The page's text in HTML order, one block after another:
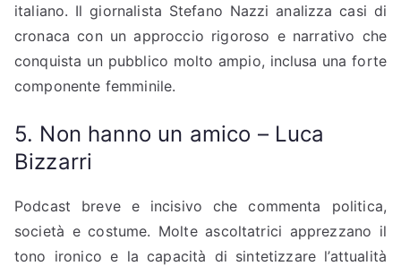
italiano. Il giornalista Stefano Nazzi analizza casi di
cronaca con un approccio rigoroso e narrativo che
conquista un pubblico molto ampio, inclusa una forte
componente femminile.
5. Non hanno un amico – Luca
Bizzarri
Podcast breve e incisivo che commenta politica,
società e costume. Molte ascoltatrici apprezzano il
tono ironico e la capacità di sintetizzare l’attualità